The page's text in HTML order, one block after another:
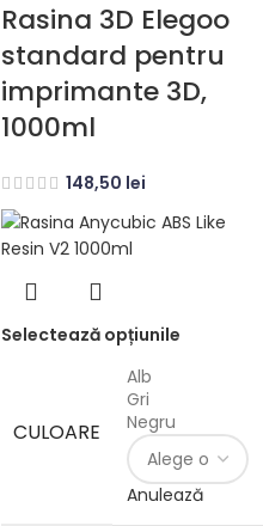
Rasina 3D Elegoo
standard pentru
imprimante 3D,
1000ml
148,50 lei
Selectează opțiunile
CULOARE
Alb
Gri
Negru
Anulează